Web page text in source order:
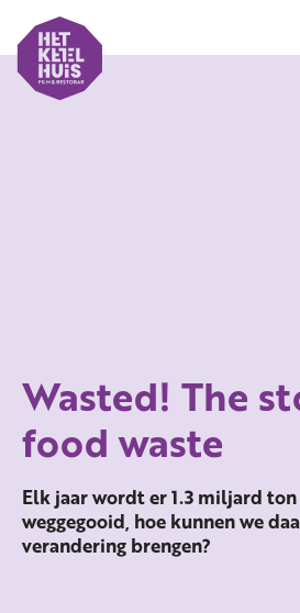
Wasted! The
food waste
Elk jaar wordt er 1.3 miljard
weggegooid, hoe kunnen we
verandering brengen?